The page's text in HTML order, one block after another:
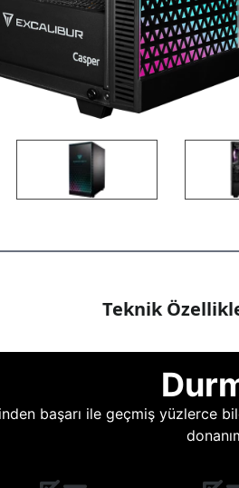
Teknik
başarı ile geçmiş yüzlerce